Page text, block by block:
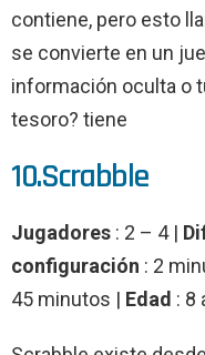
contiene, pero esto
se convierte en un
información oculta o
tesoro? tiene
10.Scrabble
Jugadores : 2 – 4 |
configuración : 2
45 minutos | Edad : 8